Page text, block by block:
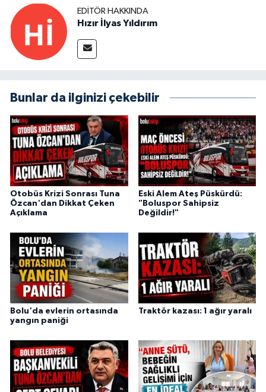
EDITÖR HAKKINDA
Hızır İlyas Yıldırım
Bunlar da ilginizi çekebilir
Otobüs Krizi Sonrası Tuna
Özcan'dan Dikkat Çeken
Açıklama
Eski Alem Ateş Püskürdü:
"Boluspor Sahipsiz
Değildir!"
Bolu'da evlerin ortasında
yangın paniği
Traktör kazası: 1 ağır yaralı